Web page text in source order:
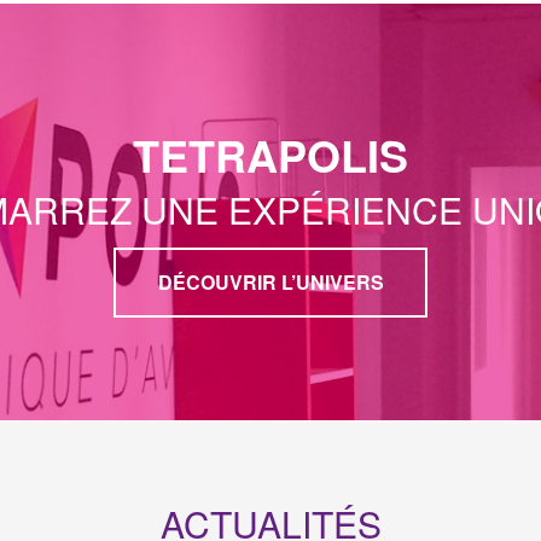
TETRAPOLIS
UNE EXPÉRIENCE
DÉCOUVRIR L’UNIVERS
ACTUALITÉS